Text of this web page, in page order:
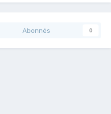
Abonnés 0